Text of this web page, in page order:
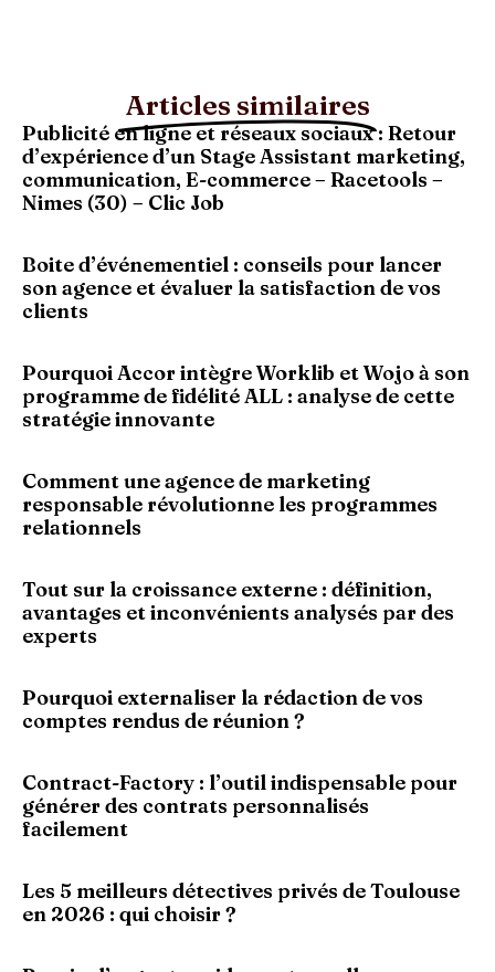
Articles similaires
Publicité en ligne et réseaux sociaux : Retour
d’expérience d’un Stage Assistant marketing,
communication, E-commerce – Racetools –
Nimes (30) – Clic Job
Boite d’événementiel : conseils pour lancer
son agence et évaluer la satisfaction de vos
clients
Pourquoi Accor intègre Worklib et Wojo à son
programme de fidélité ALL : analyse de cette
stratégie innovante
Comment une agence de marketing
responsable révolutionne les programmes
relationnels
Tout sur la croissance externe : définition,
avantages et inconvénients analysés par des
experts
Pourquoi externaliser la rédaction de vos
comptes rendus de réunion ?
Contract-Factory : l’outil indispensable pour
générer des contrats personnalisés
facilement
Les 5 meilleurs détectives privés de Toulouse
en 2026 : qui choisir ?